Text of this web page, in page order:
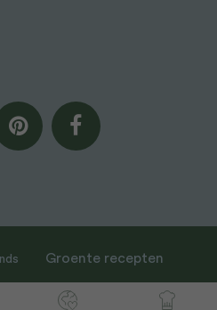
Groente recepten